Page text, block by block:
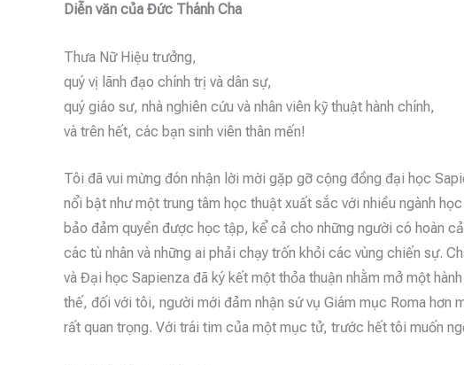
Diễn văn của Đức Thánh Cha
Thưa Nữ Hiệu trưởng,
quý vị lãnh đạo chính trị và dân sự,
quý giáo sư, nhà nghiên cứu và nhân viên kỹ thuật hành chính,
và trên hết, các bạn sinh viên thân mến!
Tôi đã vui mừng đón nhận lời mời gặp gỡ cộng đồng đại học
nổi bật như một trung tâm học thuật xuất sắc với nhiều ngành
bảo đảm quyền được học tập, kể cả cho những người có hoàn
các tù nhân và những ai phải chạy trốn khỏi các vùng chiến sự.
và Đại học Sapienza đã ký kết một thỏa thuận nhằm mở một
thế, đối với tôi, người mới đảm nhận sứ vụ Giám mục Roma hơn
rất quan trọng. Với trái tim của một mục tử, trước hết tôi muốn